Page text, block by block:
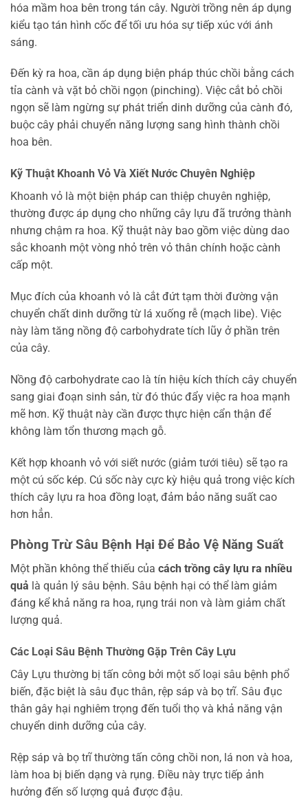
hóa mầm hoa bên trong tán cây. Người trồng nên áp dụng
kiểu tạo tán hình cốc để tối ưu hóa sự tiếp xúc với ánh
sáng.
Đến kỳ ra hoa, cần áp dụng biện pháp thúc chồi bằng cách
tỉa cành và vặt bỏ chồi ngọn (pinching). Việc cắt bỏ chồi
ngọn sẽ làm ngừng sự phát triển dinh dưỡng của cành đó,
buộc cây phải chuyển năng lượng sang hình thành chồi
hoa bên.
Kỹ Thuật Khoanh Vỏ Và Xiết Nước Chuyên Nghiệp
Khoanh vỏ là một biện pháp can thiệp chuyên nghiệp,
thường được áp dụng cho những cây lựu đã trưởng thành
nhưng chậm ra hoa. Kỹ thuật này bao gồm việc dùng dao
sắc khoanh một vòng nhỏ trên vỏ thân chính hoặc cành
cấp một.
Mục đích của khoanh vỏ là cắt đứt tạm thời đường vận
chuyển chất dinh dưỡng từ lá xuống rễ (mạch libe). Việc
này làm tăng nồng độ carbohydrate tích lũy ở phần trên
của cây.
Nồng độ carbohydrate cao là tín hiệu kích thích cây chuyển
sang giai đoạn sinh sản, từ đó thúc đẩy việc ra hoa mạnh
mẽ hơn. Kỹ thuật này cần được thực hiện cẩn thận để
không làm tổn thương mạch gỗ.
Kết hợp khoanh vỏ với siết nước (giảm tưới tiêu) sẽ tạo ra
một cú sốc kép. Cú sốc này cực kỳ hiệu quả trong việc kích
thích cây lựu ra hoa đồng loạt, đảm bảo năng suất cao
hơn hẳn.
Phòng Trừ Sâu Bệnh Hại Để Bảo Vệ Năng Suất
Một phần không thể thiếu của cách trồng cây lựu ra nhiều
quả là quản lý sâu bệnh. Sâu bệnh hại có thể làm giảm
đáng kể khả năng ra hoa, rụng trái non và làm giảm chất
lượng quả.
Các Loại Sâu Bệnh Thường Gặp Trên Cây Lựu
Cây Lựu thường bị tấn công bởi một số loại sâu bệnh phổ
biến, đặc biệt là sâu đục thân, rệp sáp và bọ trĩ. Sâu đục
thân gây hại nghiêm trọng đến tuổi thọ và khả năng vận
chuyển dinh dưỡng của cây.
Rệp sáp và bọ trĩ thường tấn công chồi non, lá non và hoa,
làm hoa bị biến dạng và rụng. Điều này trực tiếp ảnh
hưởng đến số lượng quả được đậu.